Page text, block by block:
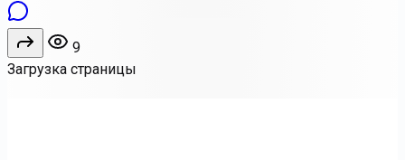
9
Загрузка страницы